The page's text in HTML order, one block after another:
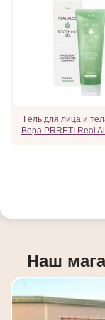
Гель для лица и
Вера PRRETI Real
Наш